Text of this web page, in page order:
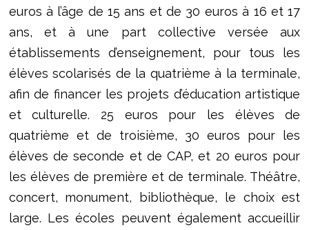
euros à l’âge de 15 ans et de 30 euros à 16 et 17
ans, et à une part collective versée aux
établissements d’enseignement, pour tous les
élèves scolarisés de la quatrième à la terminale,
afin de financer les projets d’éducation artistique
et culturelle. 25 euros pour les élèves de
quatrième et de troisième, 30 euros pour les
élèves de seconde et de CAP, et 20 euros pour
les élèves de première et de terminale. Théâtre,
concert, monument, bibliothèque, le choix est
large. Les écoles peuvent également accueillir